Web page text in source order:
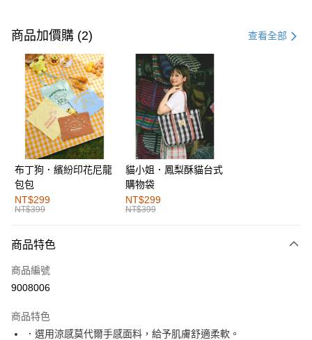
信用卡一次付款
購物金
超商取貨付款
LINE Pay
街口支付
運送方式
全家取貨付款
每筆NT$60，滿NT$1,000(含以上)免運費
付款後全家取貨
萊爾富取貨付款
付款後萊爾富取貨
商品加價購 (2) 查看全部
布丁狗．繽紛印花尼龍
包包
NT$299
NT$399
貓小姐．鳳梨酥貓台式
購物袋
NT$299
NT$399
商品特色
商品編號
9008006
商品特色
．選用涼感莫代爾手感面料，給予肌膚舒適柔軟。